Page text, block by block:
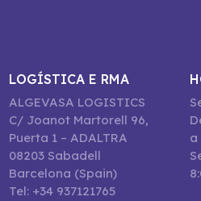
LOGÍSTICA E RMA
ALGEVASA LOGISTICS
C/ Joanot Martorell 96,
Puerta 1 – ADALTRA
08203 Sabadell
Barcelona (Spain)
Tel: +34 937121765
a